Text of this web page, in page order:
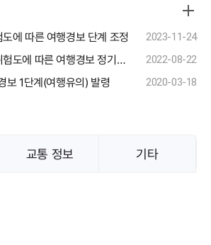
에 따른 여행경보 단계 조정 2023-11-24
[말라위] 국가별 안전여행 위험도에 따른 여행경보 정기조정, 시행 2022-08-22
보 1단계(여행유의) 발령 2020-03-18
교통 정보 기타